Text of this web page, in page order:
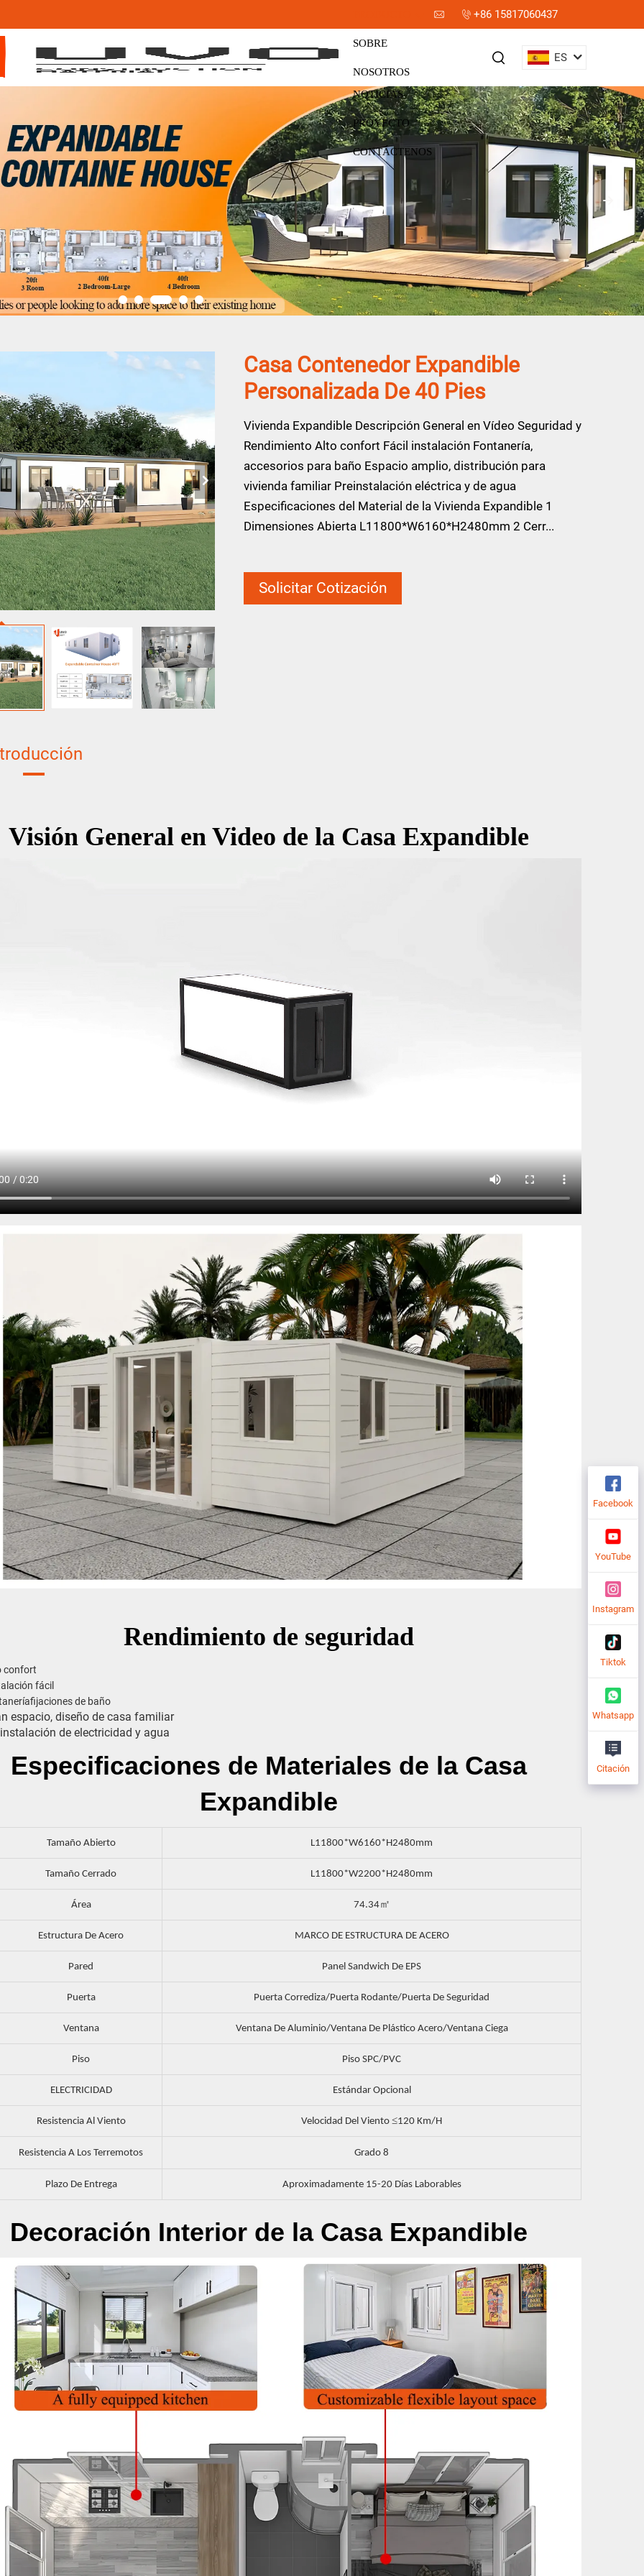
+86 15817060437
SOBRE
NOSOTROS
NOTICIAS
PROYECTO
CONTÁCTENOS
ES
Casa Contenedor Expandible
Personalizada De 40 Pies
Vivienda Expandible Descripción General en Vídeo Seguridad y
Rendimiento Alto confort Fácil instalación Fontanería,
accesorios para baño Espacio amplio, distribución para
vivienda familiar Preinstalación eléctrica y de agua
Especificaciones del Material de la Vivienda Expandible 1
Dimensiones Abierta L11800*W6160*H2480mm 2 Cerr...
Solicitar Cotización
Visión General en Video de la Casa Expandible
Rendimiento de seguridad
confort
fácil
de baño
espacio, diseño de casa familiar
de electricidad y agua
Especificaciones de Materiales de la Casa
Expandible
Tamaño Abierto L11800*W6160*H2480mm
Tamaño Cerrado L11800*W2200*H2480mm
Área 74.34㎡
Estructura De Acero MARCO DE ESTRUCTURA DE ACERO
Pared Panel Sandwich De EPS
Puerta Puerta Corrediza/puerta Rodante/puerta De Seguridad
Ventana Ventana De Aluminio/ventana De Plástico Acero/ventana Ciega
Piso Piso SPC/PVC
ELECTRICIDAD Estándar Opcional
Resistencia Al Viento Velocidad Del Viento ≤120 Km/h
Resistencia A Los Terremotos Grado 8
Plazo De Entrega Aproximadamente 15-20 Días Laborables
Decoración Interior de la Casa Expandible
Facebook
YouTube
Instagram
Tiktok
Whatsapp
Citación